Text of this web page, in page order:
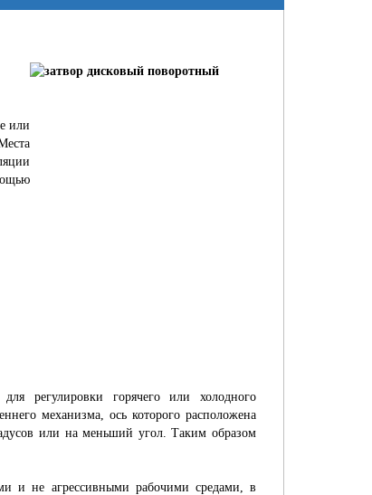
или
регулировки горячего или холодного
механизма, ось которого расположена
или на меньший угол. Таким образом
и не агрессивными рабочими средами, в